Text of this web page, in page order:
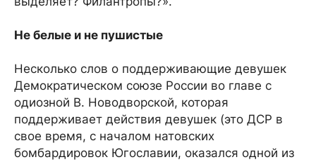
Не белые и не пушистые
Несколько слов о поддерживающие девушек
Демократическом союзе России во главе с
одиозной В. Новодворской, которая
поддерживает действия девушек (это ДСР в
свое время, с началом натовских
бомбардировок Югославии, оказался одной из